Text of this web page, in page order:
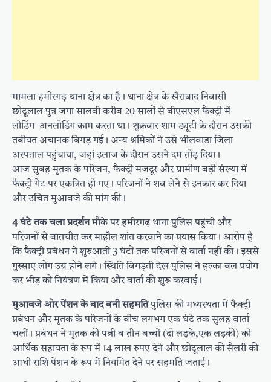
मामला हमीरगढ़ थाना क्षेत्र का है। थाना क्षेत्र के खैराबाद निवासी
छोटूलाल पुत्र जगा सालवी करीब 20 सालों से बीएसएल फैक्ट्री में
लोडिंग–अनलोडिंग काम करता था। शुक्रवार शाम ड्यूटी के दौरान उसकी
तबीयत अचानक बिगड़ गई। अन्य श्रमिकों ने उसे भीलवाड़ा जिला
अस्पताल पहुंचाया, जहां इलाज के दौरान उसने दम तोड़ दिया।
आज सुबह मृतक के परिजन, फैक्ट्री मजदूर और ग्रामीण बड़ी संख्या में
फैक्ट्री गेट पर एकत्रित हो गए। परिजनों ने शव लेने से इनकार कर दिया
और उचित मुआवजे की मांग की।
4 घंटे तक चला प्रदर्शनमौके पर हमीरगढ़ थाना पुलिस पहुंची और
परिजनों से बातचीत कर माहौल शांत करवाने का प्रयास किया। आरोप है
कि फैक्ट्री प्रबंधन ने शुरुआती 3 घंटों तक परिजनों से वार्ता नहीं की। इससे
गुस्साए लोग उग्र होने लगे। स्थिति बिगड़ती देख पुलिस ने हल्का बल प्रयोग
कर भीड़ को नियंत्रण में किया और वार्ता की शुरू करवाई।
मुआवजे ओर पेंशन के बाद बनी सहमतिपुलिस की मध्यस्थता में फैक्ट्री
प्रबंधन और मृतक के परिजनों के बीच लगभग एक घंटे तक सुलह वार्ता
चलीं। प्रबंधन ने मृतक की पत्नी व तीन बच्चों (दो लड़के,एक लड़की) को
आर्थिक सहायता के रूप में 14 लाख रुपए देने और छोटूलाल की सैलरी की
आधी राशि पेंशन के रूप में नियमित देने पर सहमति जताई।